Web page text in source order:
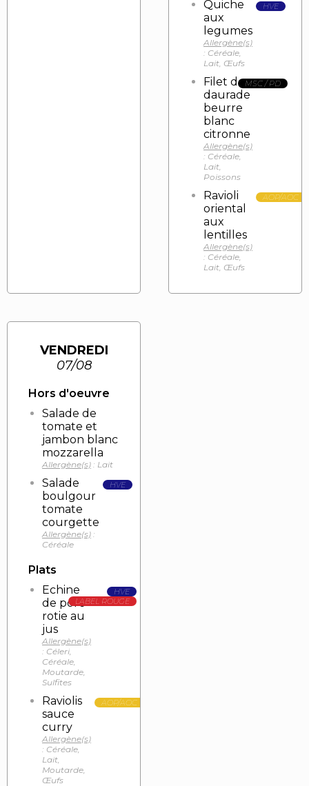
Quiche
aux
legumes
Allergène(s)
: Céréale,
Lait, Œufs
HVE
Filet de
daurade
beurre
blanc
citronne
Allergène(s)
: Céréale,
Lait,
Poissons
MSC / PD
Ravioli
oriental
aux
lentilles
Allergène(s)
: Céréale,
Lait, Œufs
AOP/AOC
VENDREDI
07/08
Hors d'oeuvre
Salade de
tomate et
jambon blanc
mozzarella
Allergène(s) : Lait
Salade
boulgour
tomate
courgette
Allergène(s) :
Céréale
HVE
Plats
Echine
de porc
rotie au
jus
Allergène(s)
: Céleri,
Céréale,
Moutarde,
Sulfites
HVE
LABEL ROUGE
Raviolis
sauce
curry
Allergène(s)
: Céréale,
Lait,
Moutarde,
Œufs
AOP/AOC